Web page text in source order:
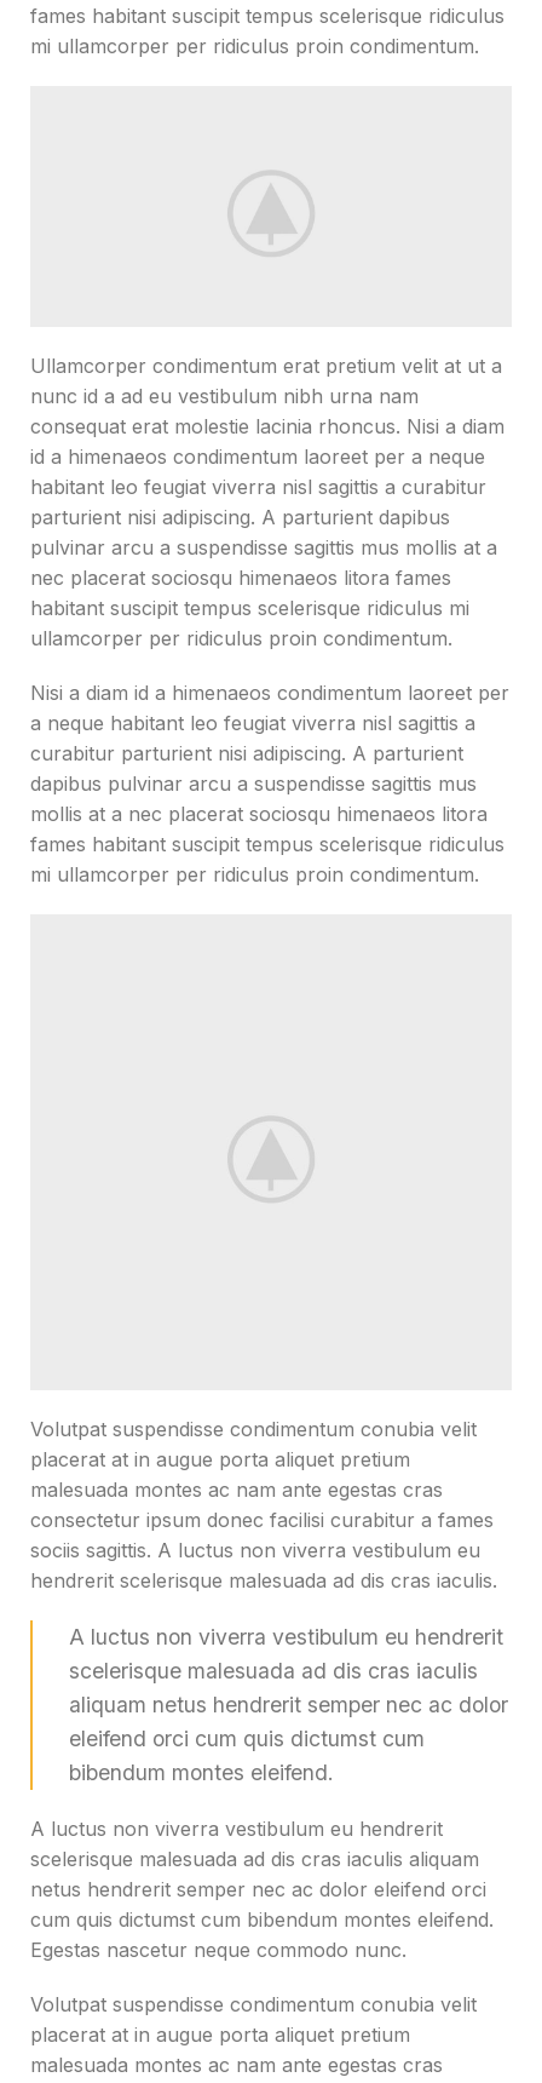
fames habitant suscipit tempus scelerisque ridiculus
mi ullamcorper per ridiculus proin condimentum.
Ullamcorper condimentum erat pretium velit at ut a
nunc id a ad eu vestibulum nibh urna nam
consequat erat molestie lacinia rhoncus. Nisi a diam
id a himenaeos condimentum laoreet per a neque
habitant leo feugiat viverra nisl sagittis a curabitur
parturient nisi adipiscing. A parturient dapibus
pulvinar arcu a suspendisse sagittis mus mollis at a
nec placerat sociosqu himenaeos litora fames
habitant suscipit tempus scelerisque ridiculus mi
ullamcorper per ridiculus proin condimentum.
Nisi a diam id a himenaeos condimentum laoreet per
a neque habitant leo feugiat viverra nisl sagittis a
curabitur parturient nisi adipiscing. A parturient
dapibus pulvinar arcu a suspendisse sagittis mus
mollis at a nec placerat sociosqu himenaeos litora
fames habitant suscipit tempus scelerisque ridiculus
mi ullamcorper per ridiculus proin condimentum.
Volutpat suspendisse condimentum conubia velit
placerat at in augue porta aliquet pretium
malesuada montes ac nam ante egestas cras
consectetur ipsum donec facilisi curabitur a fames
sociis sagittis. A luctus non viverra vestibulum eu
hendrerit scelerisque malesuada ad dis cras iaculis.
A luctus non viverra vestibulum eu hendrerit
scelerisque malesuada ad dis cras iaculis
aliquam netus hendrerit semper nec ac dolor
eleifend orci cum quis dictumst cum
bibendum montes eleifend.
A luctus non viverra vestibulum eu hendrerit
scelerisque malesuada ad dis cras iaculis aliquam
netus hendrerit semper nec ac dolor eleifend orci
cum quis dictumst cum bibendum montes eleifend.
Egestas nascetur neque commodo nunc.
Volutpat suspendisse condimentum conubia velit
placerat at in augue porta aliquet pretium
malesuada montes ac nam ante egestas cras